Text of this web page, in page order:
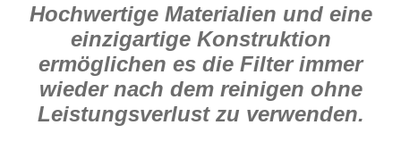
Hochwertige Materialien und eine
einzigartige Konstruktion
ermöglichen es die Filter immer
wieder nach dem reinigen ohne
Leistungsverlust zu verwenden.